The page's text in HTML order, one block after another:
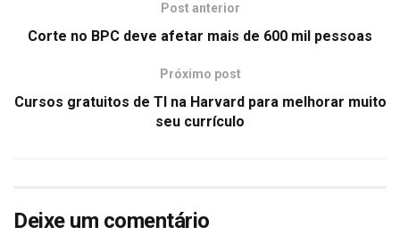
Post anterior
Corte no BPC deve afetar mais de 600 mil pessoas
Próximo post
Cursos gratuitos de TI na Harvard para melhorar muito
seu currículo
Deixe um comentário